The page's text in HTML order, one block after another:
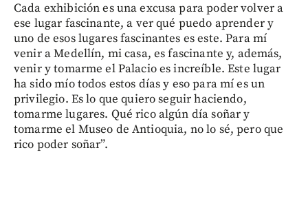
Cada exhibición es una excusa para poder volver a
ese lugar fascinante, a ver qué puedo aprender y
uno de esos lugares fascinantes es este. Para mí
venir a Medellín, mi casa, es fascinante y, además,
venir y tomarme el Palacio es increíble. Este lugar
ha sido mío todos estos días y eso para mí es un
privilegio. Es lo que quiero seguir haciendo,
tomarme lugares. Qué rico algún día soñar y
tomarme el Museo de Antioquia, no lo sé, pero que
rico poder soñar”.